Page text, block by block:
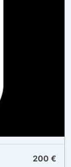
200 €